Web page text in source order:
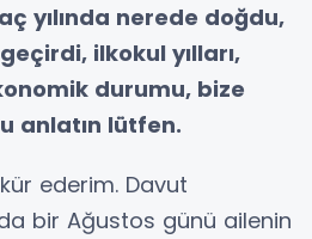
yılında nerede doğdu,
ilkokul yılları,
durumu, bize
anlatın lütfen.
ederim. Davut
bir Ağustos günü ailenin